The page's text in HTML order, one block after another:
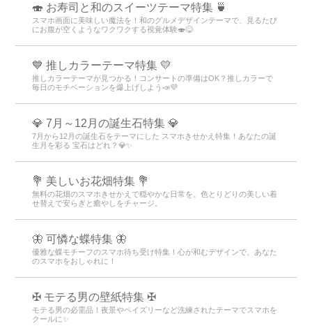
🍣 お寿司と和のスイーツテーマ特集 🍵
スマホ画面に美味しい魔法を！和のグルメデザインテーマで、見るたび
にお腹が空くようなワクワクする視覚体験🍣😋
💙 推しカラーテーマ特集 💛
推しカラーテーマが見つかる！コンサートの準備はOK？推しカラーで
毎日のモチベーションを爆上げしよう📣💜
💎 7月～12月の誕生石特集 💎
7月から12月の誕生石をテーマにした スマホきせかえ特集！あなたの誕
生月を彩る 宝石はどれ？💎✨
💐 美しいお花畑特集 💐
無料の花畑のスマホきせかえで穏やかな日常を。色とりどりの美しい着
せ替えで安らぎと癒やしをチャージ。
🦋 可憐な蝶特集 🦋
優雅な蝶モチーフのスマホ待ち受け特集！心が和むデザインで、あなた
のスマホをおしゃれに！
✠ モテる男の壁紙特集 ✠
モテる男の必需品！夜景やペイズリーなど洗練されたテーマでスマホを
クールに✨